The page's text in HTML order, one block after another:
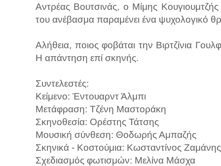
Αντρέας Βουτσινάς, ο Μίμης
του ανέβασμα παραμένει ένα ψυχολογικό
Αλήθεια, ποιος φοβάται την Βιρτζίνια
Η απάντηση επί σκηνής.
Συντελεστές:
Κείμενο: Έντουαρντ Άλμπι
Μετάφραση: Τζένη Μαστοράκη
Σκηνοθεσία: Ορέστης Τάτσης
Μουσική σύνθεση: Θοδωρής Αμπαζής
Σκηνικά - Κοστούμια: Κωσταντίνος Ζαμάνης
Σχεδιασμός φωτισμών: Μελίνα Μάσχα